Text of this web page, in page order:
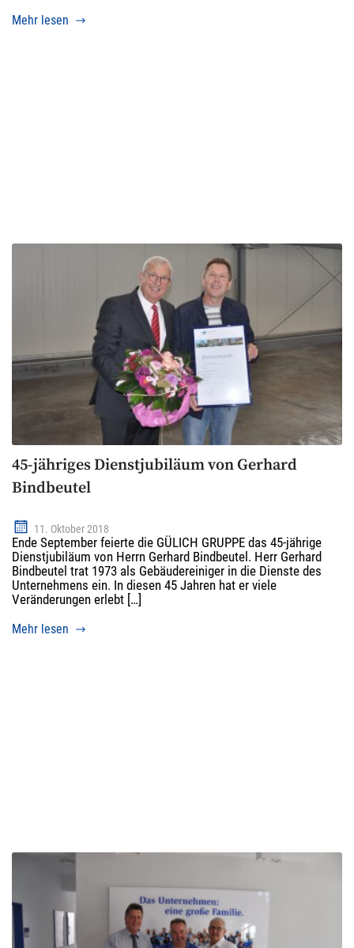
Mehr lesen
45-jähriges Dienstjubiläum von Gerhard
Bindbeutel
11. Oktober 2018
Ende September feierte die GÜLICH GRUPPE das 45-jährige
Dienstjubiläum von Herrn Gerhard Bindbeutel. Herr Gerhard
Bindbeutel trat 1973 als Gebäudereiniger in die Dienste des
Unternehmens ein. In diesen 45 Jahren hat er viele
Veränderungen erlebt […]
Mehr lesen